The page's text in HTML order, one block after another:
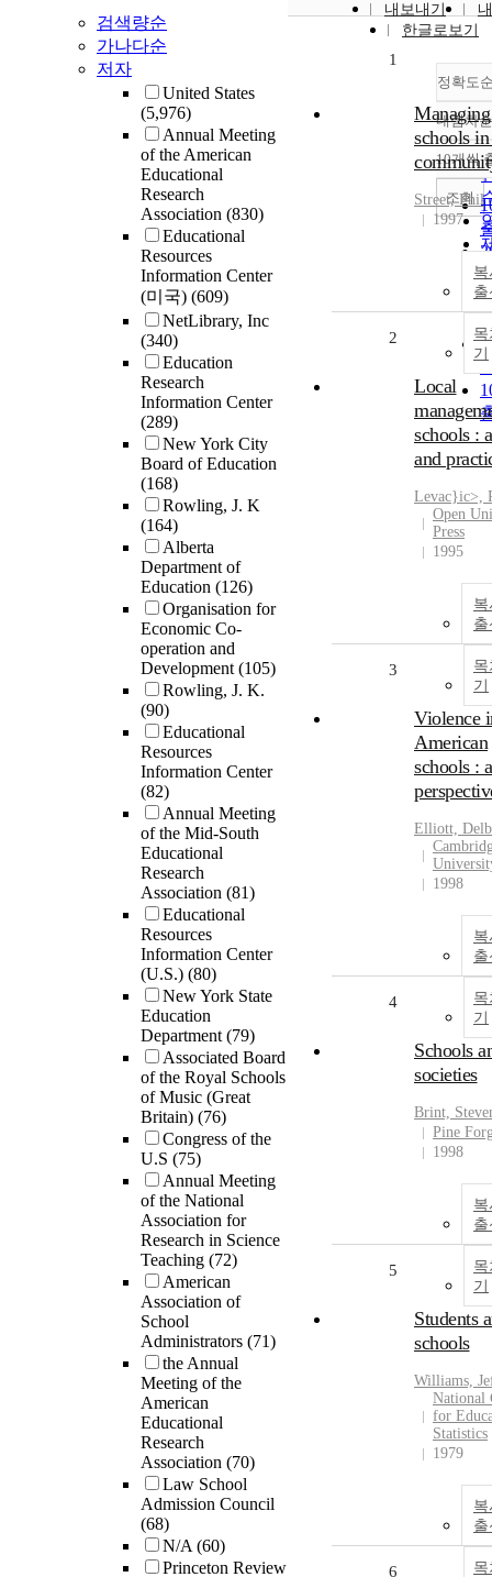
검색량순
가나다순
저자
United States
(5,976)
Annual Meeting
of the American
Educational
Research
Association (830)
Educational
Resources
Information Center
(미국) (609)
NetLibrary, Inc
(340)
Education
Research
Information Center
(289)
New York City
Board of Education
(168)
Rowling, J. K
(164)
Alberta
Department of
Education (126)
Organisation for
Economic Co-
operation and
Development(105)
Rowling, J. K.
(90)
Educational
Resources
Information Center
(82)
Annual Meeting
of the Mid-South
Educational
Research
Association (81)
Educational
Resources
Information Center
(U.S.) (80)
New York State
Education
Department(79)
Associated Board
of the Royal Schools
of Music (Great
Britain) (76)
Congress of the
U.S (75)
Annual Meeting
of the National
Association for
Research in Science
Teaching (72)
American
Association of
School
Administrators (71)
the Annual
Meeting of the
American
Educational
Research
Association (70)
Law School
Admission Council
(68)
N/A(60)
Princeton Review
내보내기
한글로보기
정확도
내림차순
10개씩
조회
1
Managing
schools
Street, Phil
1997
기
2
Local
schools :
and
Levac}ic>,
Open
Press
1995
기
3
Violence
American
schools :
Elliott,
1998
기
4
Schools
societies
Brint,
Pine
1998
기
5
Students
schools
Williams,
National
for
Statistics
1979
6